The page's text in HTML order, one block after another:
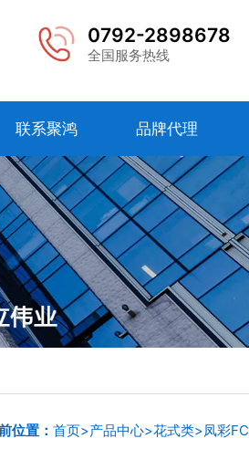
0792-2898678
全国服务热线
联系聚鸿 品牌代理
位置： 首页>产品中心>花式类>凤彩FC